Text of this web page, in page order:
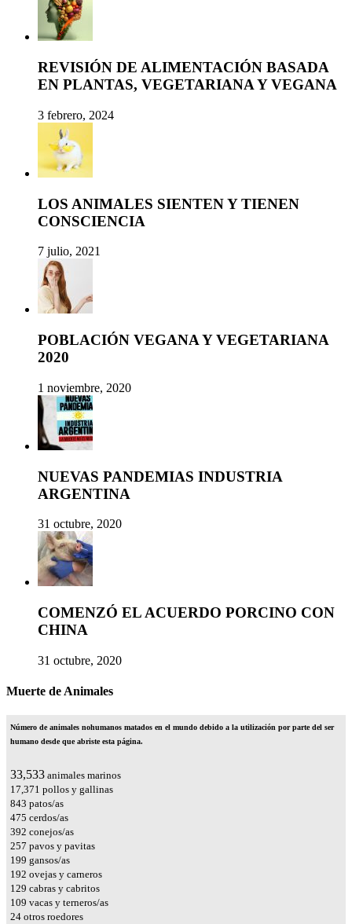
REVISIÓN DE ALIMENTACIÓN BASADA
EN PLANTAS, VEGETARIANA Y VEGANA
3 febrero, 2024
LOS ANIMALES SIENTEN Y TIENEN
CONSCIENCIA
7 julio, 2021
POBLACIÓN VEGANA Y VEGETARIANA
2020
1 noviembre, 2020
NUEVAS PANDEMIAS INDUSTRIA
ARGENTINA
31 octubre, 2020
COMENZÓ EL ACUERDO PORCINO CON
CHINA
31 octubre, 2020
Muerte de Animales
Número de animales nohumanos matados en el mundo debido a la utilización por parte del ser
humano desde que abriste esta página.
37,814 animales marinos
19,589 pollos y gallinas
950 patos/as
536 cerdos/as
442 conejos/as
290 pavos y pavitas
224 gansos/as
216 ovejas y carneros
145 cabras y cabritos
123 vacas y terneros/as
27 otros roedores